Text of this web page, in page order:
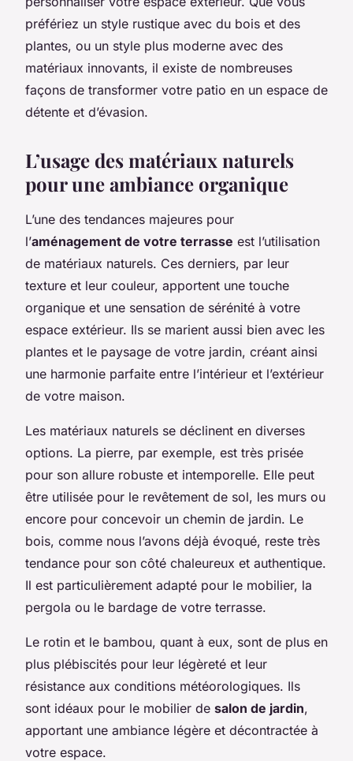
préfériez un style rustique avec du bois et des
plantes, ou un style plus moderne avec des
matériaux innovants, il existe de nombreuses
façons de transformer votre patio en un espace de
détente et d’évasion.
L’usage des matériaux naturels
pour une ambiance organique
L’une des tendances majeures pour
l’aménagement de votre terrasse est l’utilisation
de matériaux naturels. Ces derniers, par leur
texture et leur couleur, apportent une touche
organique et une sensation de sérénité à votre
espace extérieur. Ils se marient aussi bien avec les
plantes et le paysage de votre jardin, créant ainsi
une harmonie parfaite entre l’intérieur et l’extérieur
de votre maison.
Les matériaux naturels se déclinent en diverses
options. La pierre, par exemple, est très prisée
pour son allure robuste et intemporelle. Elle peut
être utilisée pour le revêtement de sol, les murs ou
encore pour concevoir un chemin de jardin. Le
bois, comme nous l’avons déjà évoqué, reste très
tendance pour son côté chaleureux et authentique.
Il est particulièrement adapté pour le mobilier, la
pergola ou le bardage de votre terrasse.
Le rotin et le bambou, quant à eux, sont de plus en
plus plébiscités pour leur légèreté et leur
résistance aux conditions météorologiques. Ils
sont idéaux pour le mobilier de salon de jardin,
apportant une ambiance légère et décontractée à
votre espace.